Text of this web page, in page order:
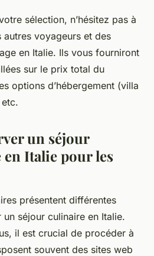
sélection, n’hésitez pas à
voyageurs et des
en Italie. Ils vous fourniront
sur le prix total du
options d’hébergement (villa
un séjour
Italie pour les
présentent différentes
séjour culinaire en Italie.
il est crucial de procéder à
souvent des sites web